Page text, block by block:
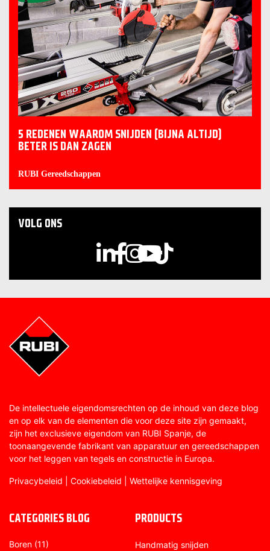
5 REDENEN WAAROM SNIJDEN (BIJNA ALTIJD)
BETER IS DAN ZAGEN
RUBI Gereedschappen
VOLG ONS
De intellectuele eigendomsrechten op de inhoud van deze blog
en op elk van de elementen die voor deze site zijn gemaakt,
zijn het exclusieve eigendom van RUBI Spanje, de
toonaangevende fabrikant van apparatuur en gereedschappen
voor het leggen van tegels en constructie in Europa.
Privacybeleid Cookiebeleid Wettelijke kennisgeving
CATEGORIES BLOG
Boren (11)
PRODUCTS
Handmatig snijden